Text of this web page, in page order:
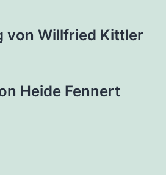
von Willfried Kittler
Heide Fennert